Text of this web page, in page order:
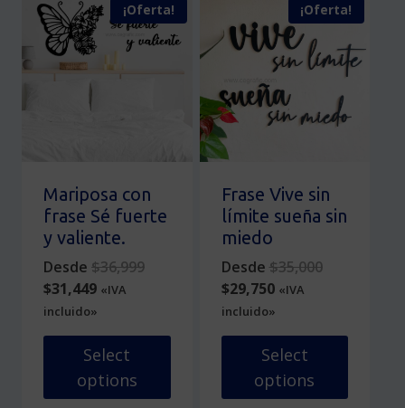
múltiples
variantes.
Las
opciones
la
página
de
producto
múltiples
variantes.
opciones
se
pueden
en
la
página
producto
¡Oferta!
Mariposa con
frase Sé fuerte
y valiente.
Desde $36,999Original
$36,999.
$31,449Current
price
is:
$31,449.
«IVA
incluido»
Select
options
¡Oferta!
Frase Vive sin
límite sueña sin
miedo
Desde $35,000Original
$35,000.
$29,750Current
price
is:
$29,750.
«IVA
incluido»
Select
options